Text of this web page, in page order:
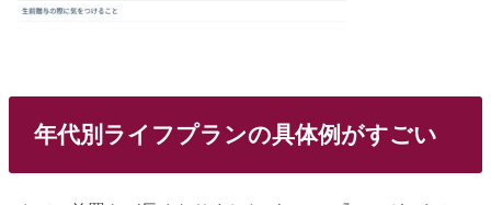
年代別ライフプランの具体例がすごい